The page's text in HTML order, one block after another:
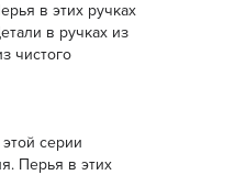
в этих ручках
в ручках из
чистого
серии
Перья в этих